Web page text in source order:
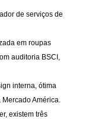
de serviços de
em roupas
auditoria BSCI,
interna, ótima
América.
existem três